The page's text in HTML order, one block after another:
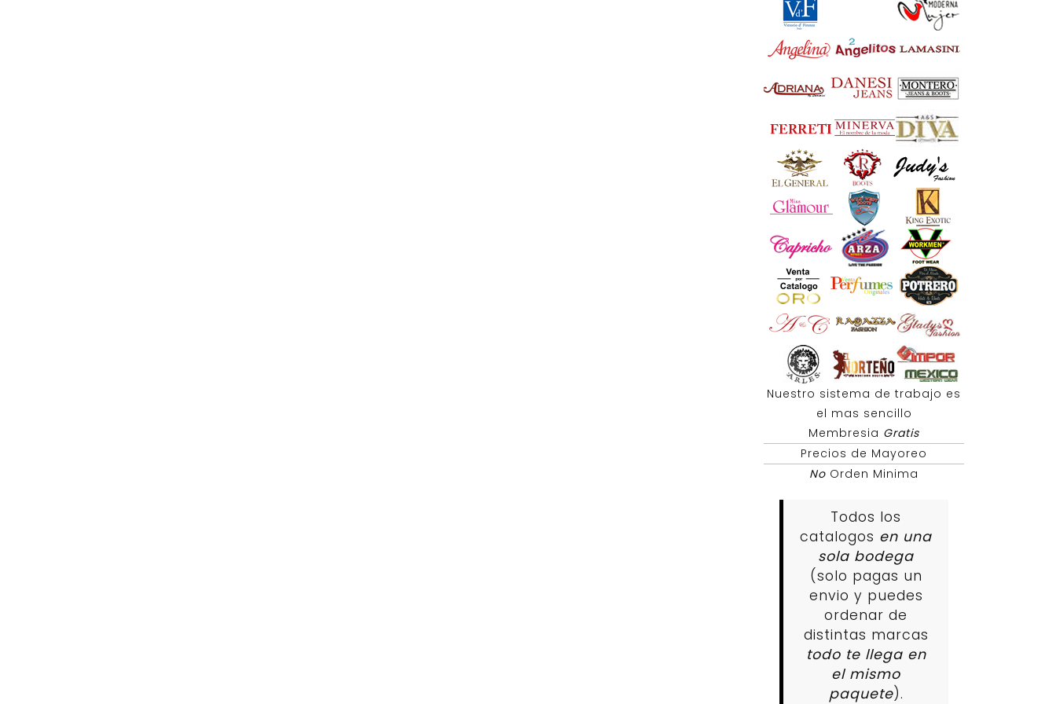
Nuestro sistema de trabajo es
el mas sencillo
Membresia Gratis
Precios de Mayoreo
No Orden Minima
Todos los
catalogos en una
sola bodega
(solo pagas un
envio y puedes
ordenar de
distintas marcas
todo te llega en
el mismo
paquete).